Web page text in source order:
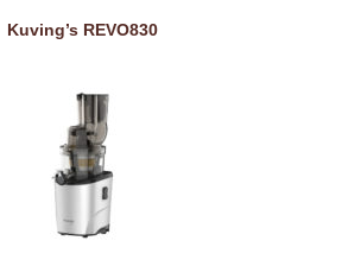
Kuving’s REVO830